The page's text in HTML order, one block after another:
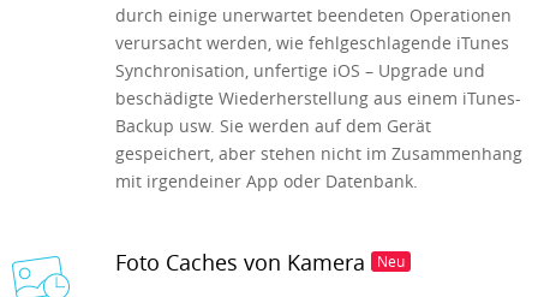
durch einige unerwartet beendeten Operationen
verursacht werden, wie fehlgeschlagende iTunes
Synchronisation, unfertige iOS – Upgrade und
beschädigte Wiederherstellung aus einem iTunes-
Backup usw. Sie werden auf dem Gerät
gespeichert, aber stehen nicht im Zusammenhang
mit irgendeiner App oder Datenbank.
Foto Caches von Kamera Neu